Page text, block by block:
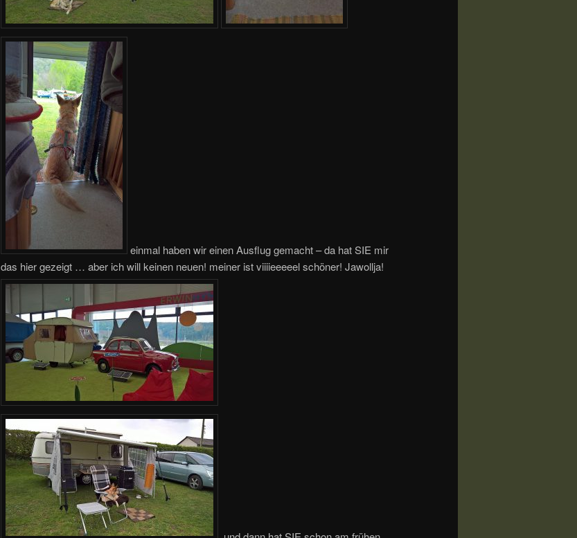
einmal haben wir einen Ausflug gemacht – da hat SIE mir
das hier gezeigt … aber ich will keinen neuen! meiner ist viiiieeeeel schöner! Jawollja!